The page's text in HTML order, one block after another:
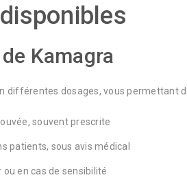
Kamagra
différentes dosages, vous permettant
souvent prescrite
patients, sous avis médical
en cas de sensibilité